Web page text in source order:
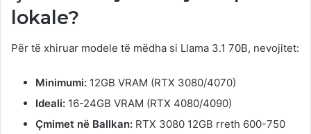
lokale?
Për të xhiruar modele të mëdha si Llama 3.1 70B, nevojitet:
Minimumi: 12GB VRAM (RTX 3080/4070)
Ideali: 16-24GB VRAM (RTX 4080/4090)
Çmimet në Ballkan: RTX 3080 12GB rreth 600-750